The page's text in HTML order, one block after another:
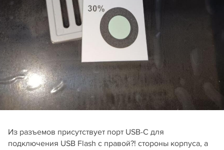
Из разъемов присутствует порт USB-C для
подключения USB Flash с правой?! стороны корпуса, а